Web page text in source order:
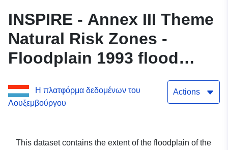
INSPIRE - Annex III Theme
Natural Risk Zones -
Floodplain 1993 flood
event (without Mosel)
Η πλατφόρμα δεδομένων του
Λουξεμβούργου
Actions
This dataset contains the extent of the floodplain of the